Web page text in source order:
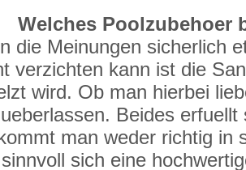
Welches Poolzubehoer
die Meinungen sicherlich
verzichten kann ist die
wird. Ob man hierbei
Beides
man weder richtig in
sich eine